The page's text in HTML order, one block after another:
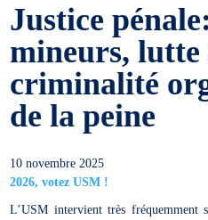
Justice
mineurs, lutte
criminalité
de la peine
10 novembre 2025
2026, votez USM !
L’USM intervient très fréquemment